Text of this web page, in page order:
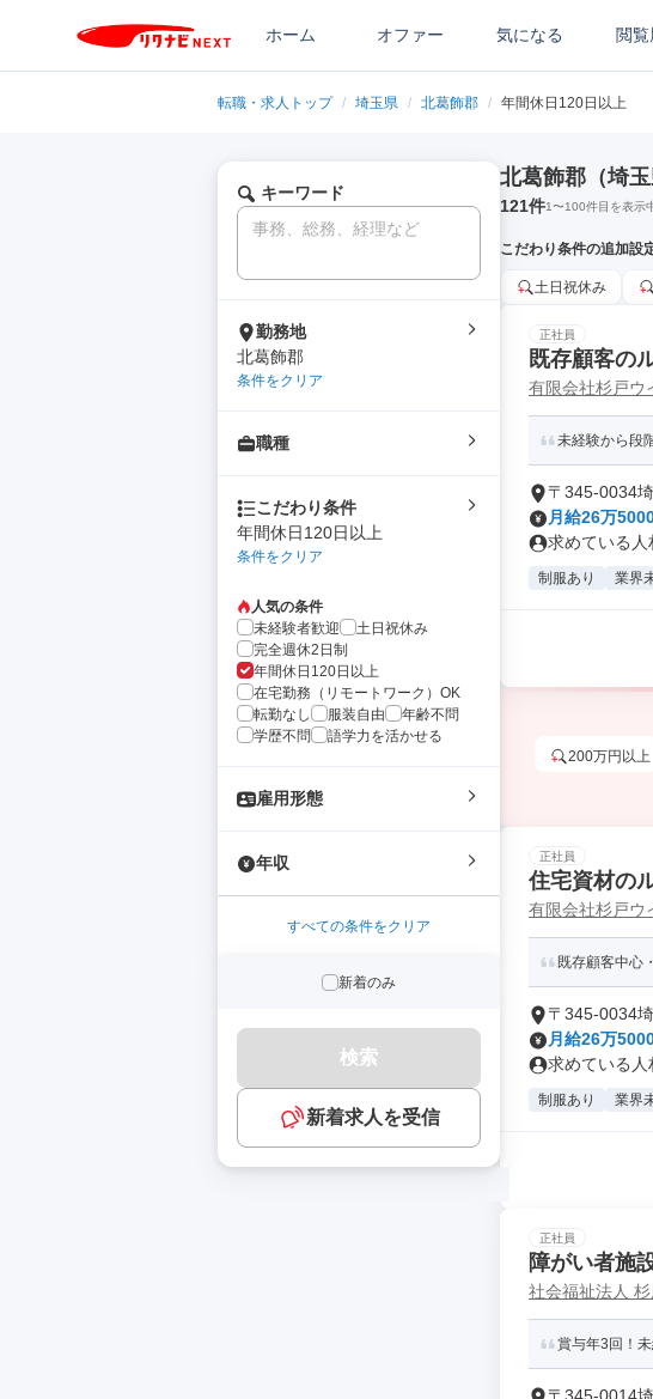
ホーム オファー 気になる 閲
転職・求人トップ / 埼玉県 / 北葛飾郡 / 年間休日120日以上
キーワード
勤務地
北葛飾郡
条件をクリア
職種
こだわり条件
年間休日120日以上
条件をクリア
人気の条件
未経験者歓迎
土日祝休み
完全週休2日制
年間休日120日以上
在宅勤務（リモートワーク）OK
転勤なし
服装自由
年齢不問
学歴不問
語学力を活かせる
雇用形態
年収
すべての条件をクリア
新着のみ
検索
新着求人を受信
北葛飾郡（埼
121件1〜100件目を表示
こだわり条件の追加設
土日祝休み
正社員
既存顧客の
有限会社杉戸ウ
未経験から段
〒345-0034
月給26万
求めている人
制服あり 業界
200万円以上
正社員
住宅資材の
有限会社杉戸ウ
既存顧客中心
〒345-0034
月給26万
求めている
制服あり 業界
正社員
障がい者施
社会福祉法人
賞与年3回！